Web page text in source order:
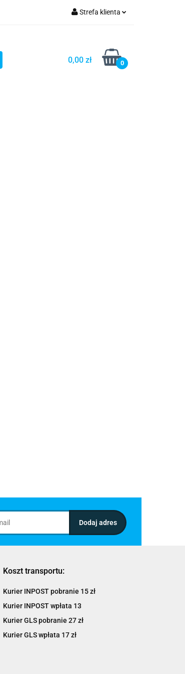
Strefa klienta
Zarejestruj się
Dodaj zgłoszenie
0,00 zł 0
Koszt transportu:
Kurier INPOST pobranie 15 zł
Kurier INPOST wpłata 13
Kurier GLS pobranie 27 zł
Kurier GLS wpłata 17 zł